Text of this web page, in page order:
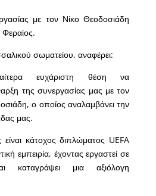
με τον Νίκο Θεοδοσιάδη
σωματείου, αναφέρει:
ευχάριστη θέση να
της συνεργασίας μας με τον
ο οποίος αναλαμβάνει την
μας.
κάτοχος διπλώματος UEFA
εμπειρία, έχοντας εργαστεί σε
καταγράψει μια αξιόλογη